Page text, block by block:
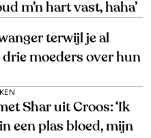
m’n hart vast, haha’
terwijl je al
moeders over hun
Shar uit Croos: ‘Ik
een plas bloed, mijn